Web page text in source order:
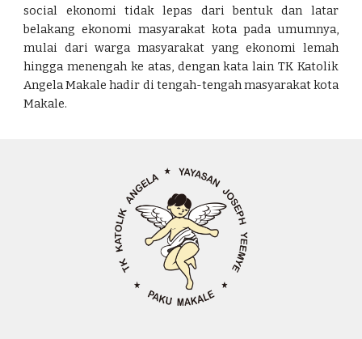
social ekonomi tidak lepas dari bentuk dan latar
belakang ekonomi masyarakat kota pada umumnya,
mulai dari warga masyarakat yang ekonomi lemah
hingga menengah ke atas, dengan kata lain TK Katolik
Angela Makale hadir di tengah-tengah masyarakat kota
Makale.